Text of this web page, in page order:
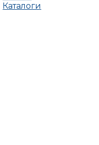
Каталоги